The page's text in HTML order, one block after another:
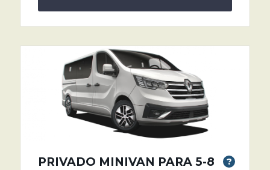
PRIVADO MINIVAN PARA 5-8 ?